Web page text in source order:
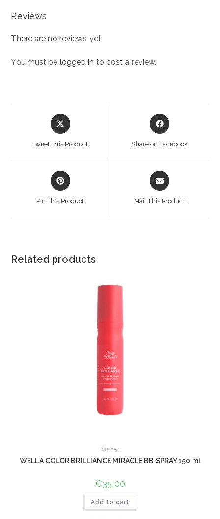
Reviews
There are no reviews yet.
You must be logged in to post a review.
Opens
in
Tweet This Product
Opens
in
Share on Facebook
Opens
in
Pin This Product
Opens
in
Mail This Product
Related products
Styling
WELLA COLOR BRILLIANCE MIRACLE BB SPRAY 150 ml
€35,00
Add to cart